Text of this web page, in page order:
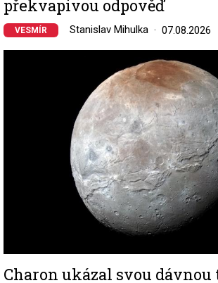
překvapivou odpověď
VESMÍR Stanislav Mihulka 07.08.2026
Charon ukázal svou dávnou